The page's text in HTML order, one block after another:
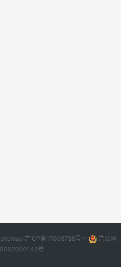
sitemap 吉ICP备17008788号-1
吉公网
号